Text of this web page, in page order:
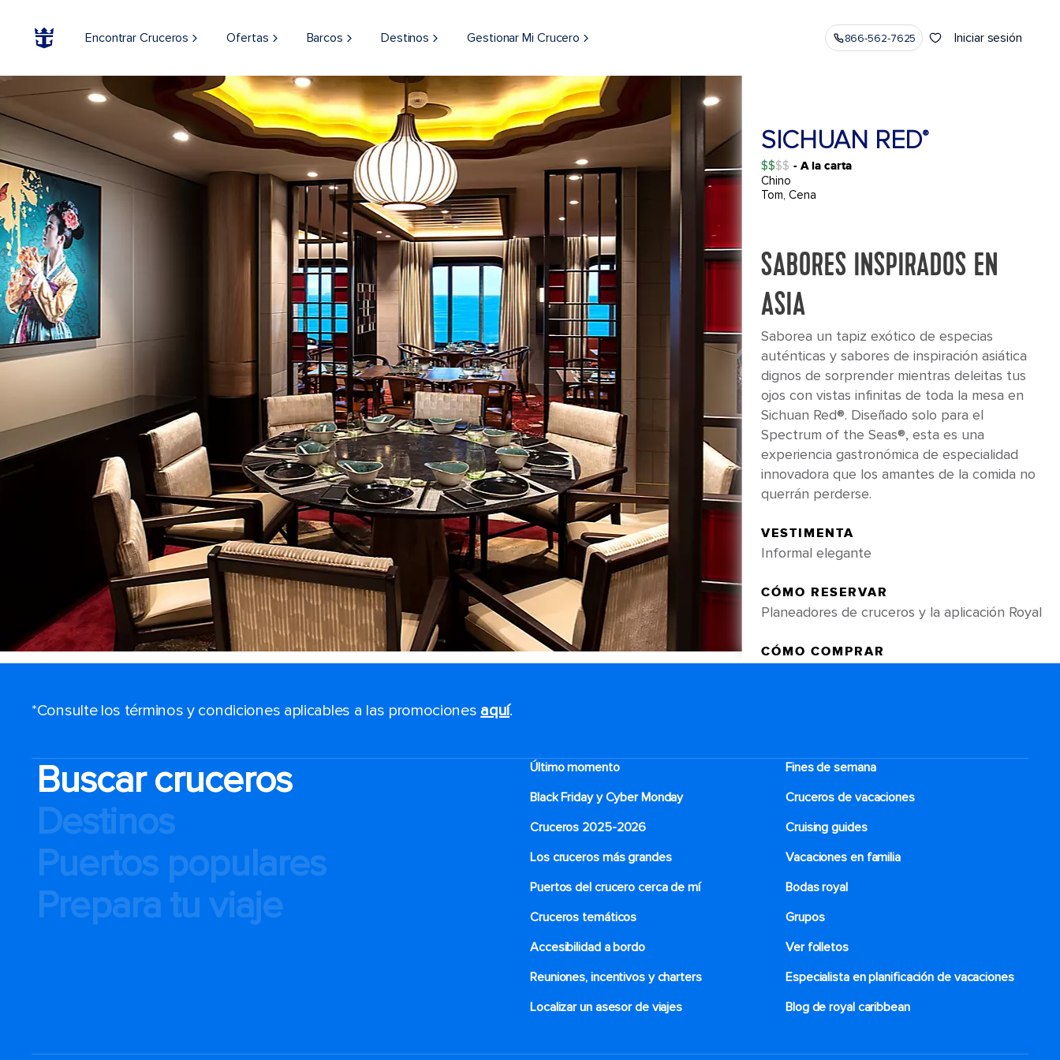
Encontrar Cruceros Ofertas Barcos Destinos Gestionar Mi Crucero 866-562-7625 Iniciar sesión
SICHUAN RED®
$$ - A la carta
Chino
Tom, Cena
SABORES INSPIRADOS EN
ASIA
Saborea un tapiz exótico de especias
auténticas y sabores de inspiración asiática
dignos de sorprender mientras deleitas tus
ojos con vistas infinitas de toda la mesa en
Sichuan Red®. Diseñado solo para el
Spectrum of the Seas®, esta es una
experiencia gastronómica de especialidad
innovadora que los amantes de la comida no
querrán perderse.
VESTIMENTA
Informal elegante
CÓMO RESERVAR
Planeadores de cruceros y la aplicación Royal
CÓMO COMPRAR
real recomendado por el chef,
impecablemente servido junto con brócoli y
hojas de lechuga china, envueltas firmemente
alrededor de espárragos y aros de pimienta y
sésamo. Si te apetece algo picante y sabroso,
prueba un tazón de tofu Mao-Pu cocido a
fuego lento en una salsa picante tradicional, o
un poco de auténtica sopa de rábano
encurtido y pato, servida muy caliente y llena
de sabor. Sin embargo, uno de los platos más
populares del menú es el Kao Yu en un plato
*Consulte los términos y condiciones aplicables a las promociones aquí.
Buscar cruceros
Destinos
Puertos populares
Prepara tu viaje
Último momento
Fines de semana
Black Friday y Cyber Monday
Cruceros de vacaciones
Cruceros 2025-2026
Cruising guides
Los cruceros más grandes
Vacaciones en familia
Puertos del crucero cerca de mí
Bodas royal
Cruceros temáticos
Grupos
Accesibilidad a bordo
Ver folletos
Reuniones, incentivos y charters​
Especialista en planificación de vacaciones
Localizar un asesor de viajes
Blog de royal caribbean